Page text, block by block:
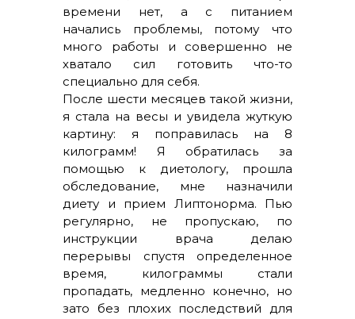
времени нет, а с питанием
начались проблемы, потому что
много работы и совершенно не
хватало сил готовить что-то
специально для себя.
После шести месяцев такой жизни,
я стала на весы и увидела жуткую
картину: я поправилась на 8
килограмм! Я обратилась за
помощью к диетологу, прошла
обследование, мне назначили
диету и прием Липтонорма. Пью
регулярно, не пропускаю, по
инструкции врача делаю
перерывы спустя определенное
время, килограммы стали
пропадать, медленно конечно, но
зато без плохих последствий для